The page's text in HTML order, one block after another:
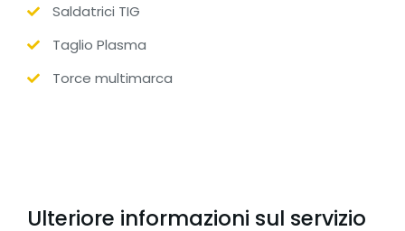
Saldatrici TIG
Taglio Plasma
Torce multimarca
Ulteriore informazioni sul servizio